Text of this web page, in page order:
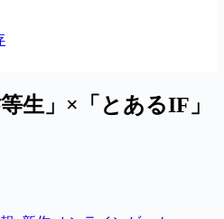
生」×「とあるIF」